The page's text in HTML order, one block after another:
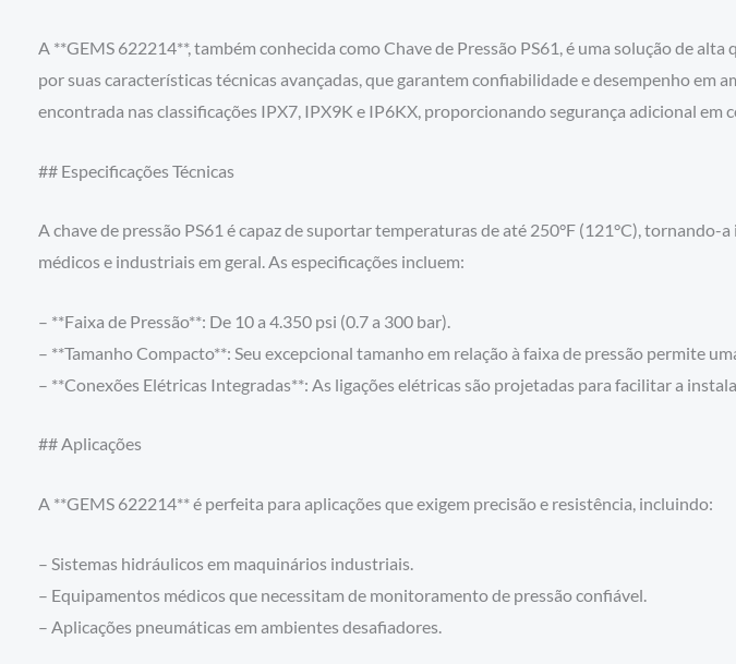
A **GEMS 622214**, também conhecida como Chave de Pressão PS61, é uma solução de
por suas características técnicas avançadas, que garantem confiabilidade e desempenho
encontrada nas classificações IPX7, IPX9K e IP6KX, proporcionando segurança adicional em
## Especificações Técnicas
A chave de pressão PS61 é capaz de suportar temperaturas de até 250°F (121°C),
médicos e industriais em geral. As especificações incluem:
– **Faixa de Pressão**: De 10 a 4.350 psi (0.7 a 300 bar).
– **Tamanho Compacto**: Seu excepcional tamanho em relação à faixa de pressão permite
– **Conexões Elétricas Integradas**: As ligações elétricas são projetadas para facilitar a
## Aplicações
A **GEMS 622214** é perfeita para aplicações que exigem precisão e resistência, incluindo:
– Sistemas hidráulicos em maquinários industriais.
– Equipamentos médicos que necessitam de monitoramento de pressão confiável.
– Aplicações pneumáticas em ambientes desafiadores.